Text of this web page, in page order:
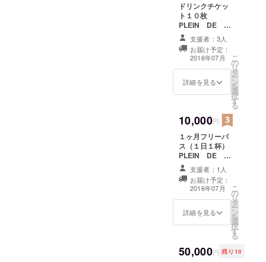
ドリンクチケッ
ト１０枚
PLEIN DE
VIE オリジナル
Tシャツ１枚
支援者：3人
お届け予定：
2016年07月
詳細を見る
こ
の
リ
タ
ー
ン
を
選
択
す
る
10,000円
１ヶ月フリーパ
ス（１日１杯）
PLEIN DE
VIE オリジナル
Tシャツ１枚
支援者：1人
お届け予定：
2016年07月
詳細を見る
こ
の
リ
タ
ー
ン
を
選
択
す
る
50,000円 残り10